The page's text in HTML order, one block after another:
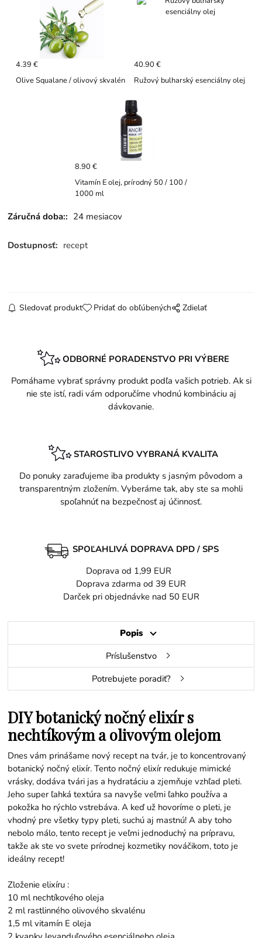
4.39 €
Olive Squalane / olivový skvalén
40.90 €
Ružový bulharský esenciálny olej
8.90 €
Vitamín E olej, prírodný 50 / 100 /
1000 ml
Záručná doba:: 24 mesiacov
Dostupnosť: recept
Sledovať produkt Pridať do obľúbených Zdielať
ODBORNÉ PORADENSTVO PRI VÝBERE
Pomáhame vybrať správny produkt podľa vašich potrieb. Ak si
nie ste istí, radi vám odporučíme vhodnú kombináciu aj
dávkovanie.
STAROSTLIVO VYBRANÁ KVALITA
Do ponuky zaraďujeme iba produkty s jasným pôvodom a
transparentným zložením. Vyberáme tak, aby ste sa mohli
spoľahnúť na bezpečnosť aj účinnosť.
SPOĽAHLIVÁ DOPRAVA DPD / SPS
Doprava od 1,99 EUR
Doprava zdarma od 39 EUR
Darček pri objednávke nad 50 EUR
Popis
Príslušenstvo
Potrebujete poradiť?
DIY botanický nočný elixír s
nechtíkovým a olivovým olejom
Dnes vám prinášame nový recept na tvár, je to koncentrovaný
botanický nočný elixír. Tento nočný elixír redukuje mimické
vrásky, dodáva tvári jas a hydratáciu a zjemňuje vzhľad pleti.
Jeho super ľahká textúra sa navyše veľmi ľahko používa a
pokožka ho rýchlo vstrebáva. A keď už hovoríme o pleti, je
vhodný pre všetky typy pleti, suchú aj mastnú! A aby toho
nebolo málo, tento recept je veľmi jednoduchý na prípravu,
takže ak ste vo svete prírodnej kozmetiky nováčikom, toto je
ideálny recept!
Zloženie elixíru :
10 ml nechtíkového oleja
2 ml rastlinného olivového skvalénu
1,5 ml vitamín E oleja